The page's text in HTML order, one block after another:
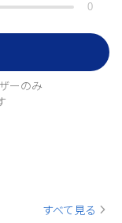
0
ーのみ
すべて見る